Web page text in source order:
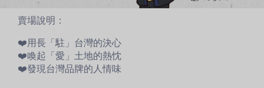
賣場說明：
❤️用長「駐」台灣的決心
❤️喚起「愛」土地的熱忱
❤️發現台灣品牌的人情味